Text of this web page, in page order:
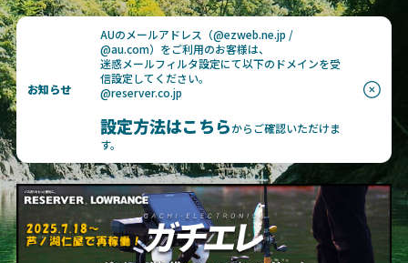
お知らせ
AUのメールアドレス（@ezweb.ne.jp /
@au.com）をご利用のお客様は、
迷惑メールフィルタ設定にて以下のドメインを受
信設定してください。
@reserver.co.jp
設定方法はこちらからご確認いただけま
す。